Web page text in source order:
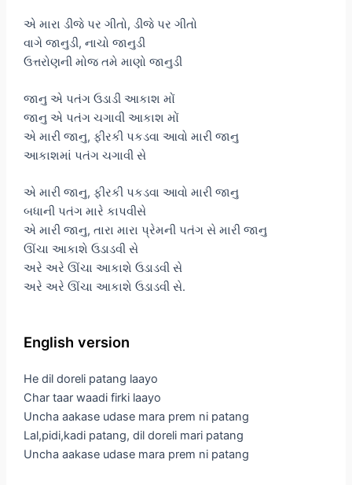
એ મારા ડીજે પર ગીતો, ડીજે પર ગીતો
વાગે જાનુડી, નાચો જાનુડી
ઉત્તરોણની મોજ તમે માણો જાનુડી
જાનુ એ પતંગ ઉડાડી આકાશ મોં
જાનુ એ પતંગ ચગાવી આકાશ મોં
એ મારી જાનુ, ફીરકી પકડવા આવો મારી જાનુ
આકાશમાં પતંગ ચગાવી સે
એ મારી જાનુ, ફીરકી પકડવા આવો મારી જાનુ
બધાની પતંગ મારે કાપવીસે
એ મારી જાનુ, તારા મારા પ્રેમની પતંગ સે મારી જાનુ
ઊંચા આકાશે ઉડાડવી સે
અરે અરે ઊંચા આકાશે ઉડાડવી સે
અરે અરે ઊંચા આકાશે ઉડાડવી સે.
English version
He dil doreli patang laayo
Char taar waadi firki laayo
Uncha aakase udase mara prem ni patang
Lal,pidi,kadi patang, dil doreli mari patang
Uncha aakase udase mara prem ni patang